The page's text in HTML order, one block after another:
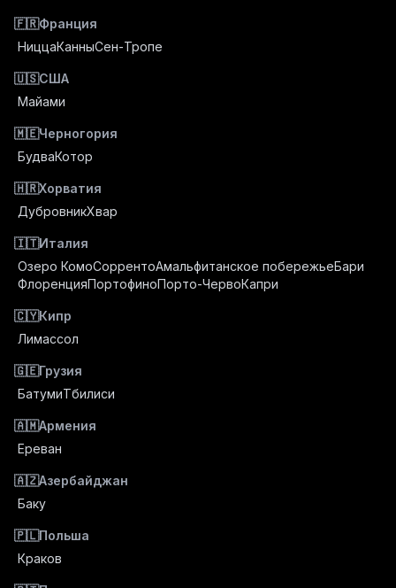
🇫🇷Франция
НиццаКанныСен-Тропе
🇺🇸США
Майами
🇲🇪Черногория
БудваКотор
🇭🇷Хорватия
ДубровникХвар
🇮🇹Италия
Озеро КомоСоррентоАмальфитанское побережьеБари
ФлоренцияПортофиноПорто-ЧервоКапри
🇨🇾Кипр
Лимассол
🇬🇪Грузия
БатумиТбилиси
🇦🇲Армения
Ереван
🇦🇿Азербайджан
Баку
🇵🇱Польша
Краков